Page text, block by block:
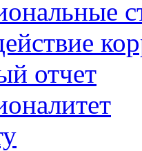
отчет